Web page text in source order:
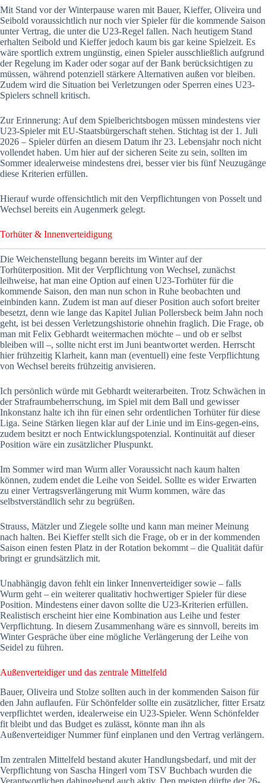
Mit Stand vor der Winterpause waren mit Bauer, Kieffer, Oliveira und
Seibold voraussichtlich nur noch vier Spieler für die kommende Saison
unter Vertrag, die unter die U23-Regel fallen. Nach heutigem Stand
erhalten Seibold und Kieffer jedoch kaum bis gar keine Spielzeit. Es
wäre sportlich extrem ungünstig, einen Spieler ausschließlich aufgrund
der Regelung im Kader oder sogar auf der Bank berücksichtigen zu
müssen, während potenziell stärkere Alternativen außen vor bleiben.
Zudem wird die Situation bei Verletzungen oder Sperren eines U23-
Spielers schnell kritisch.
Zur Erinnerung: Auf dem Spielberichtsbogen müssen mindestens vier
U23-Spieler mit EU-Staatsbürgerschaft stehen. Stichtag ist der 1. Juli
2026 – Spieler dürfen an diesem Datum ihr 23. Lebensjahr noch nicht
vollendet haben. Um hier auf der sicheren Seite zu sein, sollten im
Sommer idealerweise mindestens drei, besser vier bis fünf Neuzugänge
diese Kriterien erfüllen.
Hierauf wurde offensichtlich mit den Verpflichtungen von Posselt und
Wechsel bereits ein Augenmerk gelegt.
Torhüter & Innenverteidigung
Die Weichenstellung begann bereits im Winter auf der
Torhüterposition. Mit der Verpflichtung von Wechsel, zunächst
leihweise, hat man eine Option auf einen U23-Torhüter für die
kommende Saison, den man nun schon in Ruhe beobachten und
einbinden kann. Zudem ist man auf dieser Position auch sofort breiter
besetzt, denn wie lange das Kapitel Julian Pollersbeck beim Jahn noch
geht, ist bei dessen Verletzungshistorie ohnehin fraglich. Die Frage, ob
man mit Felix Gebhardt weitermachen möchte – und ob er selbst
bleiben will –, sollte nicht erst im Juni beantwortet werden. Herrscht
hier frühzeitig Klarheit, kann man (eventuell) eine feste Verpflichtung
von Wechsel bereits frühzeitig anvisieren.
Ich persönlich würde mit Gebhardt weiterarbeiten. Trotz Schwächen in
der Strafraumbeherrschung, im Spiel mit dem Ball und gewisser
Inkonstanz halte ich ihn für einen sehr ordentlichen Torhüter für diese
Liga. Seine Stärken liegen klar auf der Linie und im Eins-gegen-eins,
zudem besitzt er noch Entwicklungspotenzial. Kontinuität auf dieser
Position wäre ein zusätzlicher Pluspunkt.
Im Sommer wird man Wurm aller Voraussicht nach kaum halten
können, zudem endet die Leihe von Seidel. Sollte es wider Erwarten
zu einer Vertragsverlängerung mit Wurm kommen, wäre das
selbstverständlich sehr zu begrüßen.
Strauss, Mätzler und Ziegele sollte und kann man meiner Meinung
nach halten. Bei Kieffer stellt sich die Frage, ob er in der kommenden
Saison einen festen Platz in der Rotation bekommt – die Qualität dafür
bringt er grundsätzlich mit.
Unabhängig davon fehlt ein linker Innenverteidiger sowie – falls
Wurm geht – ein weiterer qualitativ hochwertiger Spieler für diese
Position. Mindestens einer davon sollte die U23-Kriterien erfüllen.
Realistisch erscheint hier eine Kombination aus Leihe und fester
Verpflichtung. In diesem Zusammenhang wäre es sinnvoll, bereits im
Winter Gespräche über eine mögliche Verlängerung der Leihe von
Seidel zu führen.
Außenverteidiger und das zentrale Mittelfeld
Bauer, Oliveira und Stolze sollten auch in der kommenden Saison für
den Jahn auflaufen. Für Schönfelder sollte ein zusätzlicher, fitter Ersatz
verpflichtet werden, idealerweise ein U23-Spieler. Wenn Schönfelder
fit bleibt und das Budget es zulässt, könnte man ihn als
Außenverteidiger Nummer fünf einplanen und den Vertrag verlängern.
Im zentralen Mittelfeld bestand akuter Handlungsbedarf, und mit der
Verpflichtung von Sascha Hingerl vom TSV Buchbach wurden die